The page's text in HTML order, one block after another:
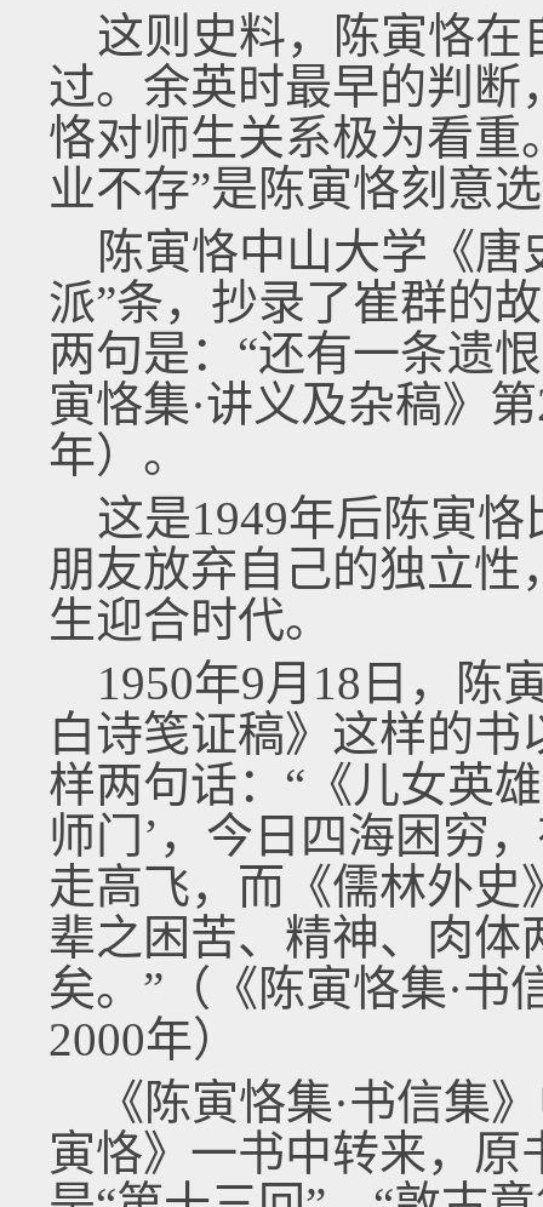
这则史料，陈寅恪在
过。余英时最早的判
恪对师生关系极为看重
业不存”是陈寅恪刻意
陈寅恪中山大学《唐
派”条，抄录了崔群的
两句是：“还有一条遗
寅恪集·讲义及杂稿》
年）。
这是1949年后陈寅恪
朋友放弃自己的独立性
生迎合时代。
1950年9月18日，陈
白诗笺证稿》这样的
样两句话：“《儿女英
师门’，今日四海困穷
走高飞，而《儒林外
辈之困苦、精神、肉
矣。”（《陈寅恪集·书
2000年）
《陈寅恪集·书信集
寅恪》一书中转来，原